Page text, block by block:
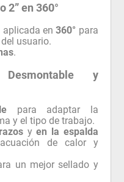
2” en 360°
aplicada en360° para
usuario.
.
Desmontable y
para adaptar la
y el tipo de trabajo.
yen la espalda
de calor y
un mejor sellado y